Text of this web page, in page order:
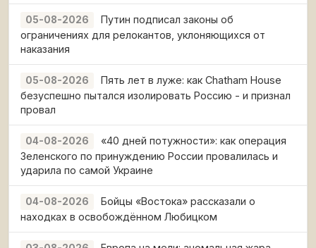
05-08-2026
Путин подписал законы об
ограничениях для релокантов, уклоняющихся от
наказания
05-08-2026
Пять лет в луже: как Chatham House
безуспешно пытался изолировать Россию - и признал
провал
04-08-2026
«40 дней потужности»: как операция
Зеленского по принуждению России провалилась и
ударила по самой Украине
04-08-2026
Бойцы «Востока» рассказали о
находках в освобождённом Любицком